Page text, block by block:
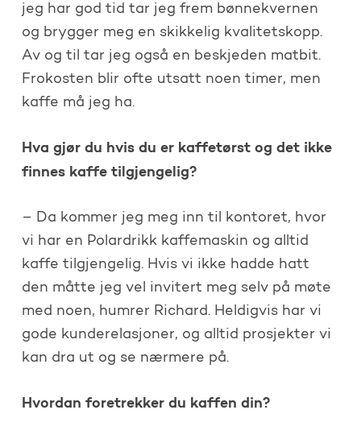
jeg har god tid tar jeg frem bønnekvernen
og brygger meg en skikkelig kvalitetskopp.
Av og til tar jeg også en beskjeden matbit.
Frokosten blir ofte utsatt noen timer, men
kaffe må jeg ha.
Hva gjør du hvis du er kaffetørst og det ikke
finnes kaffe tilgjengelig?
– Da kommer jeg meg inn til kontoret, hvor
vi har en Polardrikk kaffemaskin og alltid
kaffe tilgjengelig. Hvis vi ikke hadde hatt
den måtte jeg vel invitert meg selv på møte
med noen, humrer Richard. Heldigvis har vi
gode kunderelasjoner, og alltid prosjekter vi
kan dra ut og se nærmere på.
Hvordan foretrekker du kaffen din?